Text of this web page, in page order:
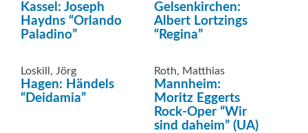
Kassel: Joseph
Haydns “Orlando
Paladino”
Gelsenkirchen:
Albert Lortzings
“Regina”
Loskill, Jörg
Hagen: Händels
“Deidamia”
Roth, Matthias
Mannheim:
Moritz Eggerts
Rock-Oper “Wir
sind daheim” (UA)